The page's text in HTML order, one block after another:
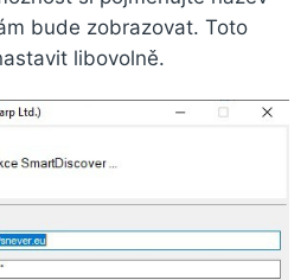
bude zobrazovat. Toto
libovolně.